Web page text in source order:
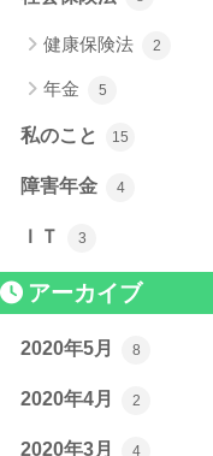
健康保険法 2
年金 5
私のこと 15
障害年金 4
ＩＴ 3
アーカイブ
2020年5月 8
2020年4月 2
2020年3月 4